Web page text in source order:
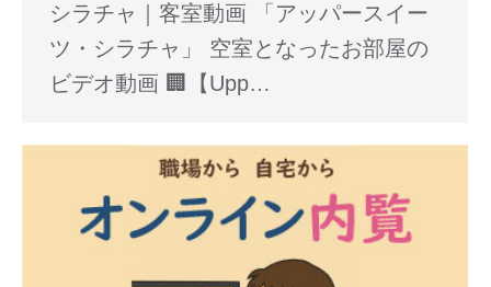
シラチャ｜客室動画 「アッパースイー
ツ・シラチャ」 空室となったお部屋の
ビデオ動画 🏢【Upp…